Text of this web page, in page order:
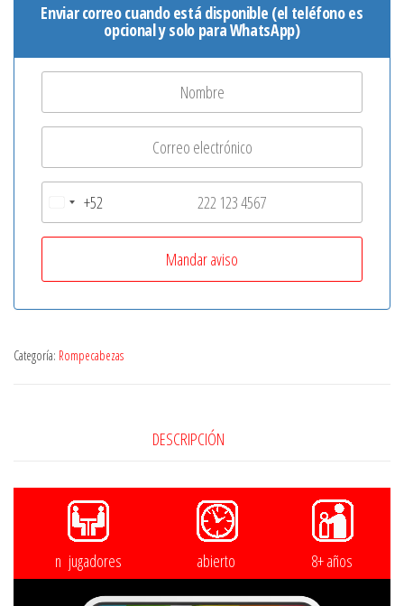
Enviar correo cuando está disponible (el teléfono es
opcional y solo para WhatsApp)
e
i
c
+
+52
Categoría: Rompecabezas
DESCRIPCIÓN
n jugadores abierto 8+ años